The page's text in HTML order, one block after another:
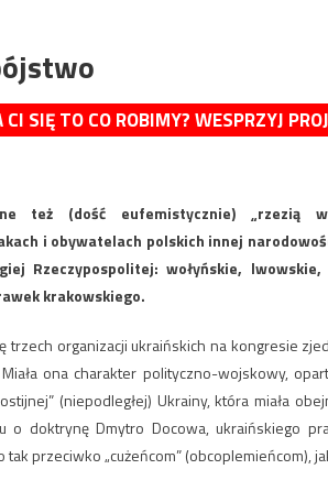
CI SIĘ TO CO ROBIMY? WESPRZYJ
też (dość eufemistycznie) „rzezią
i obywatelach polskich innej
Rzeczypospolitej: wołyńskie,
krakowskiego.
trzech organizacji ukraińskich na kongresie
ona charakter polityczno-wojskowy,
(niepodległej) Ukrainy, która miała
o doktrynę Dmytro Docowa, ukraińskiego
przeciwko „cużeńcom” (obcoplemieńcom),